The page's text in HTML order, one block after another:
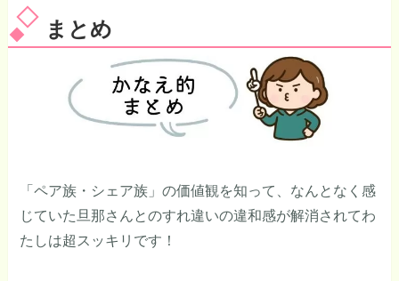
まとめ
「ペア族・シェア族」の価値観を知って、なんとなく感
じていた旦那さんとのすれ違いの違和感が解消されてわ
たしは超スッキリです！